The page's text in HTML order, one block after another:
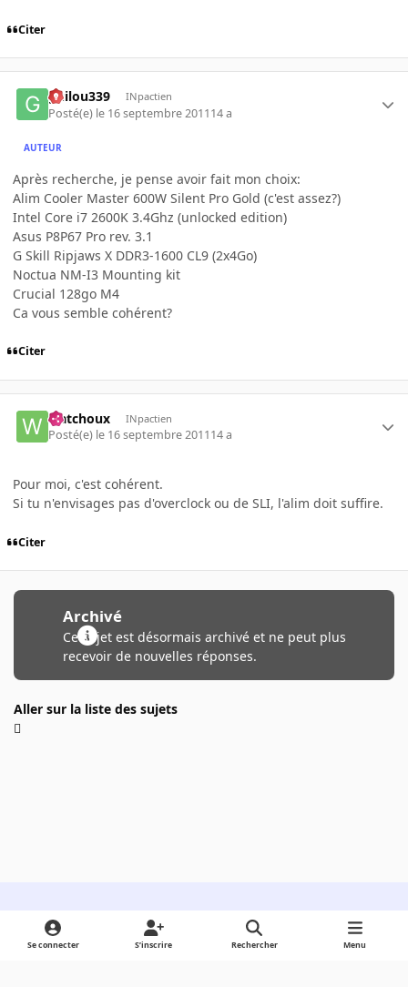
Citer
guilou339 INpactien
Posté(e) le 16 septembre 201114 a
AUTEUR
Après recherche, je pense avoir fait mon choix:
Alim Cooler Master 600W Silent Pro Gold (c'est assez?)
Intel Core i7 2600K 3.4Ghz (unlocked edition)
Asus P8P67 Pro rev. 3.1
G Skill Ripjaws X DDR3-1600 CL9 (2x4Go)
Noctua NM-I3 Mounting kit
Crucial 128go M4
Ca vous semble cohérent?
Citer
watchoux INpactien
Posté(e) le 16 septembre 201114 a
Pour moi, c'est cohérent.
Si tu n'envisages pas d'overclock ou de SLI, l'alim doit suffire.
Citer
Archivé
Ce sujet est désormais archivé et ne peut plus
recevoir de nouvelles réponses.
Aller sur la liste des sujets
Light ModeDark ModeSystem Preference
Se connecter S’inscrire Rechercher Menu